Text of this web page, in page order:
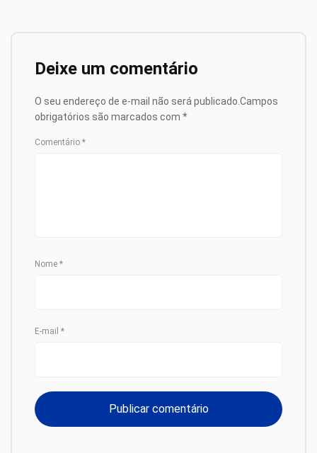
Deixe um comentário
O seu endereço de e-mail não será publicado. Campos
obrigatórios são marcados com *
Comentário *
Nome *
E-mail *